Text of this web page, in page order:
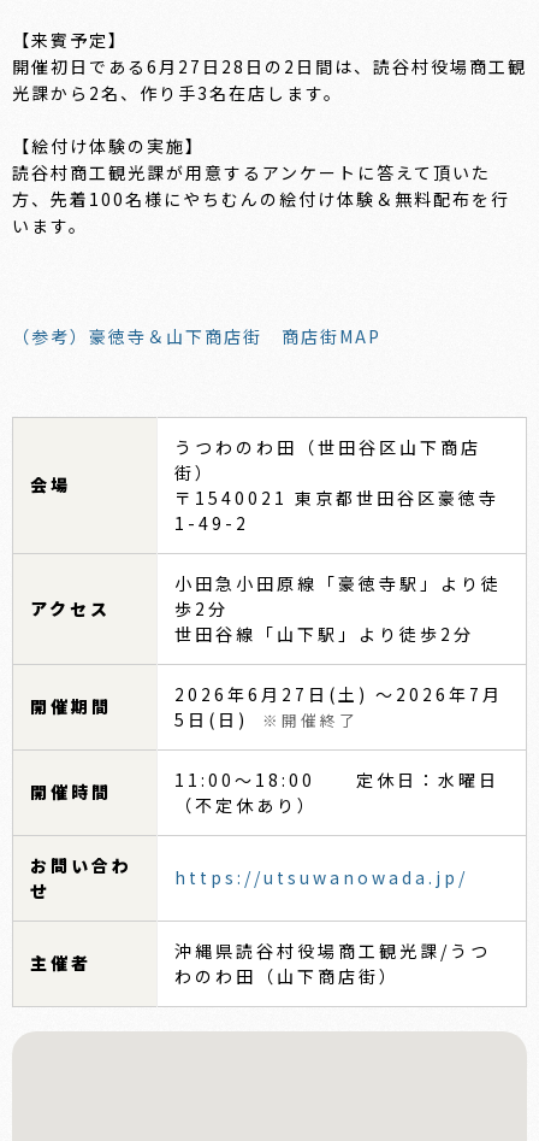
【来賓予定】
開催初日である6月27日28日の2日間は、読谷村役場商工観
光課から2名、作り手3名在店します。
【絵付け体験の実施】
読谷村商工観光課が用意するアンケートに答えて頂いた
方、先着100名様にやちむんの絵付け体験＆無料配布を行
います。
（参考）豪徳寺＆山下商店街 商店街MAP
会場
うつわのわ田（世田谷区山下商店
街）
〒1540021 東京都世田谷区豪徳寺
1-49-2
アクセス
小田急小田原線「豪徳寺駅」より徒
歩2分
世田谷線「山下駅」より徒歩2分
開催期間
2026年6月27日(土) 〜2026年7月
5日(日)
※開催終了
開催時間
11:00～18:00 定休日：水曜日
（不定休あり）
お問い合わ
せ
https://utsuwanowada.jp/
主催者
沖縄県読谷村役場商工観光課/うつ
わのわ田（山下商店街）